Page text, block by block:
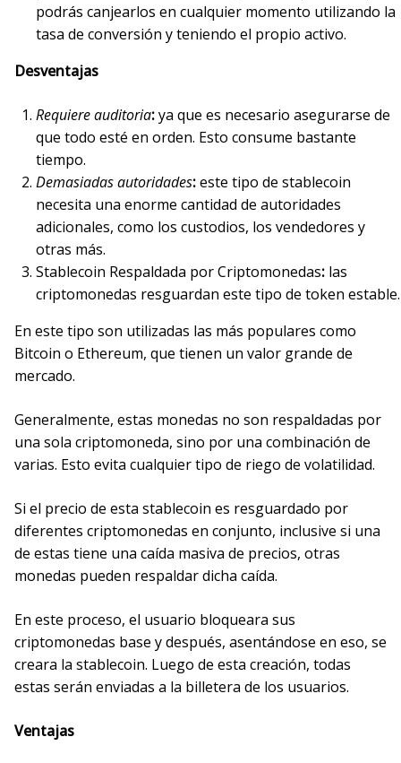
podrás canjearlos en cualquier momento utilizando la
tasa de conversión y teniendo el propio activo.
Desventajas
Requiere auditoria:ya que es necesario asegurarse de
que todo esté en orden. Esto consume bastante
tiempo.
Demasiadas autoridades:este tipo de stablecoin
necesita una enorme cantidad de autoridades
adicionales, como los custodios, los vendedores y
otras más.
Stablecoin Respaldada por Criptomonedas: las
criptomonedas resguardan este tipo de token estable.
En este tipo son utilizadas las más populares como
Bitcoin o Ethereum, que tienen un valor grande de
mercado.
Generalmente, estas monedas no son respaldadas por
una sola criptomoneda, sino por una combinación de
varias. Esto evita cualquier tipo de riego de volatilidad.
Si el precio de esta stablecoin es resguardado por
diferentes criptomonedas en conjunto, inclusive si una
de estas tiene una caída masiva de precios, otras
monedas pueden respaldar dicha caída.
En este proceso, el usuario bloqueara sus
criptomonedas base y después, asentándose en eso, se
creara la stablecoin. Luego de esta creación, todas
estas serán enviadas a la billetera de los usuarios.
Ventajas